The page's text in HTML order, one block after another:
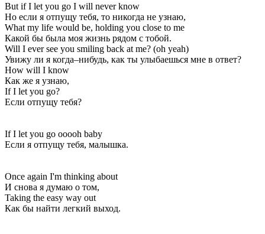
But if I let you go I will never know
Но если я отпущу тебя, то никогда не узнаю,
What my life would be, holding you close to me
Какой бы была моя жизнь рядом с тобой.
Will I ever see you smiling back at me? (oh yeah)
Увижу ли я когда–нибудь, как ты улыбаешься мне в ответ?
How will I know
Как же я узнаю,
If I let you go?
Если отпущу тебя?
If I let you go ooooh baby
Если я отпущу тебя, малышка.
Once again I'm thinking about
И снова я думаю о том,
Taking the easy way out
Как бы найти легкий выход.